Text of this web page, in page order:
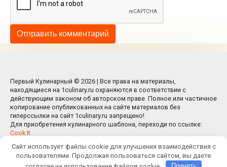
Первый Кулинарный © 2026 | Все права на материалы,
находящиеся на 1culinary.ru охраняются в соответствии с
действующим законом об авторском праве. Полное или частичное
копирование опубликованных на сайте материалов без
гиперссылки на сайт 1culinary.ru запрещено!
Для приобретения кулинарного шаблона, переходи по ссылке:
Cook It
Сайт использует файлы cookie для улучшения взаимодействия с
пользователями. Продолжая пользоваться сайтом, вы даете